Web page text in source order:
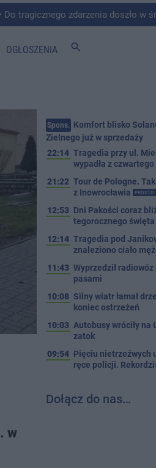
• Do tragicznego zdarzenia doszło w środę rano w okolicach Giebni koło Janikowa.
OGŁOSZENIA search
w
Spons. Komfort blisko
Zielnego już w sprzedaży
22:14 Tragedia przy ul.
wypadła z
21:22 Tour de Pologne.
z Inowrocławia
PROSTO
12:53 Dni Pakości coraz
tegorocznego
12:14 Tragedia pod
znaleziono ciało
11:43 Wyprzedził
pasami
10:08 Silny wiatr łamał
koniec ostrzeżeń
10:03 Autobusy wróciły
zatok
09:54 Pięciu nietrzeźwych
ręce policji.
Dołącz do nas…